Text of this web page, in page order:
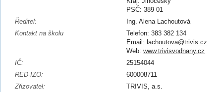
PSČ: 389 01
Ředitel:
Ing. Alena Lachoutová
Kontakt na školu
Telefon: 383 382 134
Email: lachoutova@trivis.cz
Web:www.trivisvodnany.cz
IČ:
25154044
RED-IZO:
600008711
Zřizovatel:
TRIVIS, a.s.